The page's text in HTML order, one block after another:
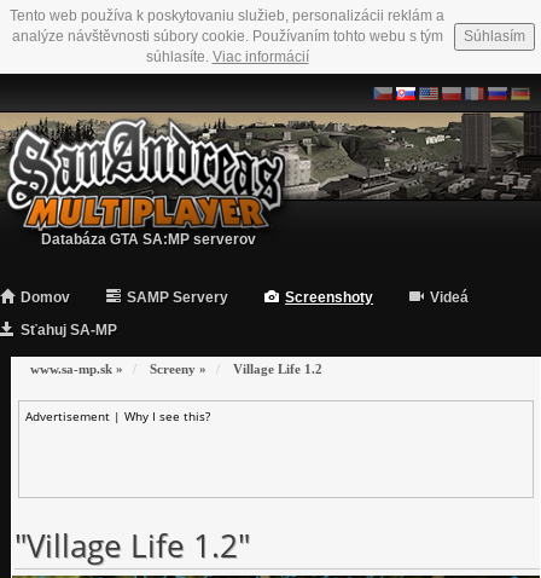
Tento web používa k poskytovaniu služieb, personalizácii reklám a
analýze návštěvnosti súbory cookie. Používaním tohto webu s tým
súhlasíte. Viac informácií
Súhlasím
Databáza GTA SA:MP serverov
Domov SAMP Servery Screenshoty
Videá
Sťahuj SA-MP
www.sa-mp.sk » Screeny » Village Life 1.2
Advertisement | Why I see this?
"Village Life 1.2"